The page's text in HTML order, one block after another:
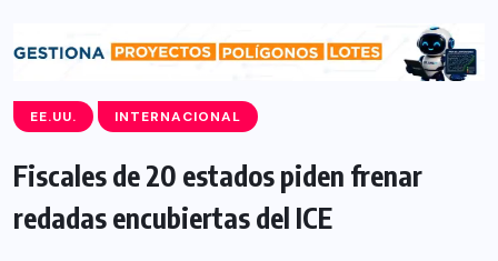
EE.UU. INTERNACIONAL
Fiscales de 20 estados piden frenar
redadas encubiertas del ICE